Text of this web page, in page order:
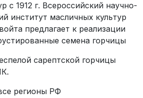
с 1912 г. Всероссийский научно-
институт масличных культур
предлагает к реализации
семена горчицы
сарептской горчицы
регионы РФ